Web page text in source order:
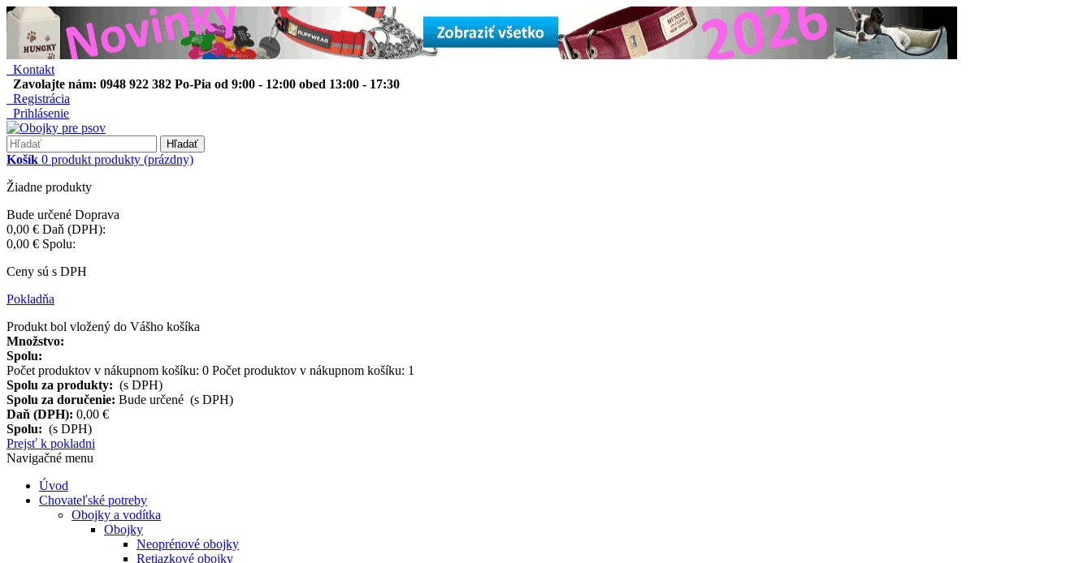
Kontakt
Zavolajte nám: 0948 922 382 Po-Pia od 9:00 - 12:00 obed 13:00 - 17:30
Registrácia
Prihlásenie
Hľadať
Košík 0 produkt produkty (prázdny)
Žiadne produkty
Bude určené Doprava
0,00 € Daň (DPH):
0,00 € Spolu:
Ceny sú s DPH
Pokladňa
Produkt bol vložený do Vášho košíka
Množstvo:
Spolu:
Počet produktov v nákupnom košíku: 0 Počet produktov v nákupnom košíku: 1
Spolu za produkty: (s DPH)
Spolu za doručenie: Bude určené (s DPH)
Daň (DPH): 0,00 €
Spolu: (s DPH)
Prejsť k pokladni
Navigačné menu
Úvod
Chovateľské potreby
Obojky a vodítka
Obojky
Neoprénové obojky
Retiazkové obojky